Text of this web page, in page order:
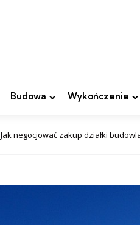
Budowa Wykończenie
Jak negocjować zakup działki